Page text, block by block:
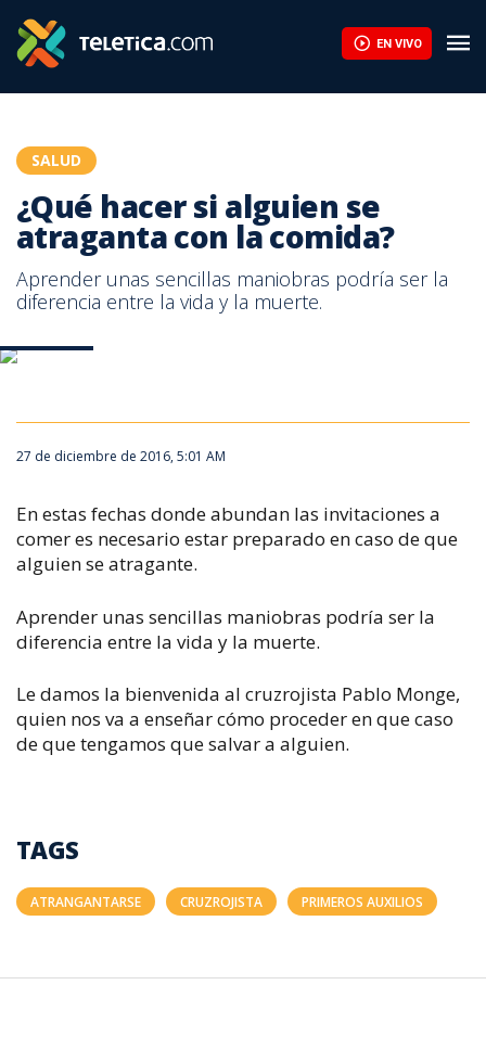
EN VIVO
SALUD
¿Qué hacer si alguien se
atraganta con la comida?
Aprender unas sencillas maniobras podría ser la
diferencia entre la vida y la muerte.
27 de diciembre de 2016, 5:01 AM
En estas fechas donde abundan las invitaciones a
comer es necesario estar preparado en caso de que
alguien se atragante.
Aprender unas sencillas maniobras podría ser la
diferencia entre la vida y la muerte.
Le damos la bienvenida al cruzrojista Pablo Monge,
quien nos va a enseñar cómo proceder en que caso
de que tengamos que salvar a alguien.
TAGS
ATRANGANTARSE CRUZROJISTA PRIMEROS AUXILIOS